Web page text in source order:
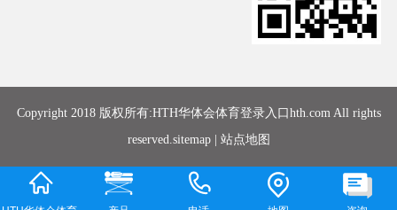
Copyright 2018 版权所有:HTH华体会体育登录入口hth.com All rights
reserved. sitemap| 站点地图